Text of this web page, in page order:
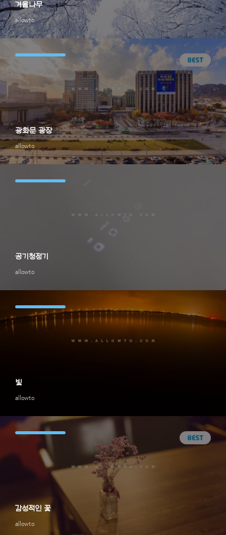
allowto
겨울나무
allowto
광화문 광장
allowto
공기청정기
allowto
빛
allowto
감성적인 꽃